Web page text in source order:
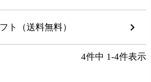
ト（送料無料）
4件中 1-4件表示